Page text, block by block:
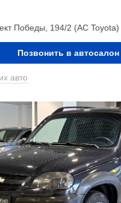
Победы, 194/2 (АС Toyota)
Позвонить в автосалон
авто